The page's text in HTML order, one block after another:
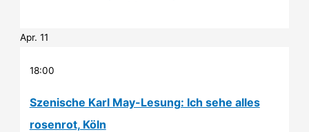
Apr.11
18:00
Szenische Karl May-Lesung: Ich sehe alles
rosenrot, Köln